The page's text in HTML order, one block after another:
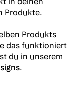
Produkte.
Produkts
das funktioniert
du in unserem
.